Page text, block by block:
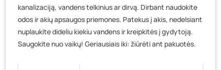
kanalizaciją, vandens telkinius ar dirvą. Dirbant naudokite
odos ir akių apsaugos priemones. Patekus į akis, nedelsiant
nuplaukite dideliu kiekiu vandens ir kreipkitės į gydytoją.
Saugokite nuo vaikų! Geriausiais iki: žiūrėti ant pakuotės.